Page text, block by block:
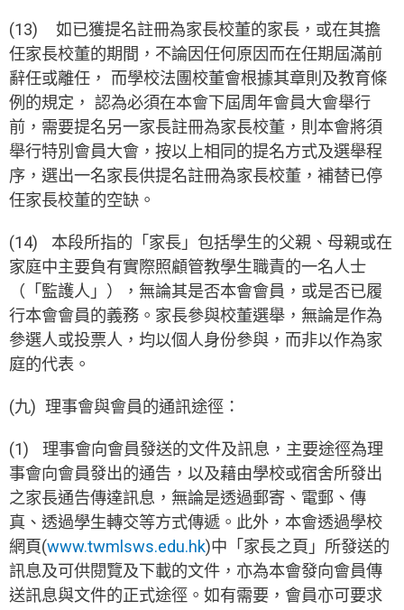
(13) 如已獲提名註冊為家長校董的家長，或在其擔
任家長校董的期間，不論因任何原因而在任期屆滿前
辭任或離任， 而學校法團校董會根據其章則及教育條
例的規定， 認為必須在本會下屆周年會員大會舉行
前，需要提名另一家長註冊為家長校董，則本會將須
舉行特別會員大會，按以上相同的提名方式及選舉程
序，選出一名家長供提名註冊為家長校董，補替已停
任家長校董的空缺。
(14) 本段所指的「家長」包括學生的父親、母親或在
家庭中主要負有實際照顧管教學生職責的一名人士
（「監護人」），無論其是否本會會員，或是否已履
行本會會員的義務。家長參與校董選舉，無論是作為
參選人或投票人，均以個人身份參與，而非以作為家
庭的代表。
(九) 理事會與會員的通訊途徑：
(1) 理事會向會員發送的文件及訊息，主要途徑為理
事會向會員發出的通告，以及藉由學校或宿舍所發出
之家長通告傳達訊息，無論是透過郵寄、電郵、傳
真、透過學生轉交等方式傳遞。此外，本會透過學校
網頁(www.twmlsws.edu.hk)中「家長之頁」所發送的
訊息及可供閱覽及下載的文件，亦為本會發向會員傳
送訊息與文件的正式途徑。如有需要，會員亦可要求